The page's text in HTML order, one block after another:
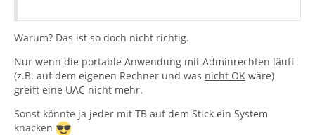
Warum? Das ist so doch nicht richtig.
Nur wenn die portable Anwendung mit Adminrechten läuft
(z.B. auf dem eigenen Rechner und was nicht OK wäre)
greift eine UAC nicht mehr.
Sonst könnte ja jeder mit TB auf dem Stick ein System
knacken